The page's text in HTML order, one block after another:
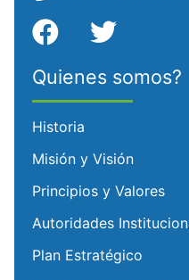
Quienes somos?
Historia
Misión y Visión
Principios y Valores
Autoridades
Plan Estratégico